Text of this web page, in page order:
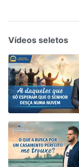
Vídeos seletos